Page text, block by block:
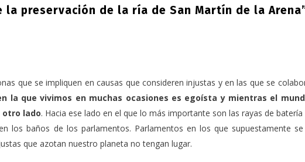
preservación de la ría de San Martín de la
que se impliquen en causas que consideren injustas y en las que se
la que vivimos en muchas ocasiones es egoísta y mientras el
otro lado. Hacia ese lado en el que lo más importante son las rayas de batería
los baños de los parlamentos. Parlamentos en los que supuestamente
que azotan nuestro planeta no tengan lugar.